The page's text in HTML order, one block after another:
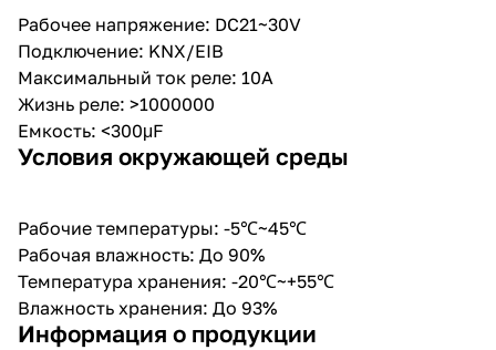
Рабочее напряжение: DC21~30V
Подключение: KNX/EIB
Максимальный ток реле: 10А
Жизнь реле: >1000000
Емкость: <300μF
Условия окружающей среды
Рабочие температуры: -5℃~45℃
Рабочая влажность: До 90%
Температура хранения: -20℃~+55℃
Влажность хранения: До 93%
Информация о продукции